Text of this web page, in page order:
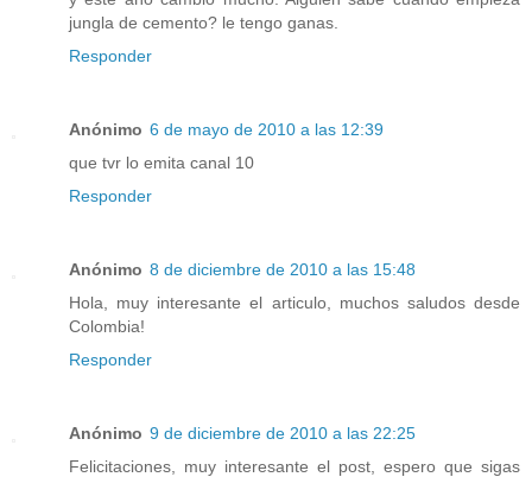
jungla de cemento? le tengo ganas.
Responder
Anónimo 6 de mayo de 2010 a las 12:39
que tvr lo emita canal 10
Responder
Anónimo 8 de diciembre de 2010 a las 15:48
Hola, muy interesante el articulo, muchos saludos desde
Colombia!
Responder
Anónimo 9 de diciembre de 2010 a las 22:25
Felicitaciones, muy interesante el post, espero que sigas